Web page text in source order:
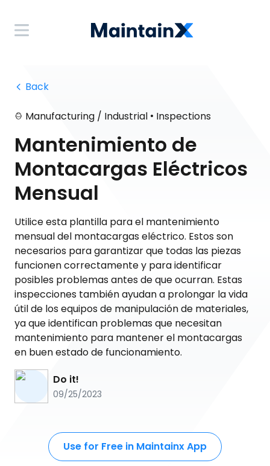
Back
Manufacturing / Industrial • Inspections
Mantenimiento de
Montacargas Eléctricos
Mensual
Utilice esta plantilla para el mantenimiento
mensual del montacargas eléctrico. Estos son
necesarios para garantizar que todas las piezas
funcionen correctamente y para identificar
posibles problemas antes de que ocurran. Estas
inspecciones también ayudan a prolongar la vida
útil de los equipos de manipulación de materiales,
ya que identifican problemas que necesitan
mantenimiento para mantener el montacargas
en buen estado de funcionamiento.
Do it!
09/25/2023
Use for Free in Maintainx App